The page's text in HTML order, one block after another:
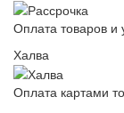
Оплата товаров и
Халва
Оплата картами